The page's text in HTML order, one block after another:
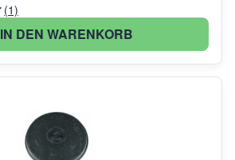
(1)
IN DEN WARENKORB